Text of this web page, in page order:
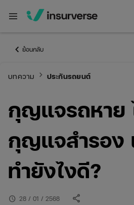
menu
keyboard_arrow_left ย้อนกลับ
บทความ keyboard_arrow_right ประกันรถยนต์
กุญแจรถหาย
กุญแจสำรอง
ทำยังไงดี?
schedule 28 / 01 / 2568 share